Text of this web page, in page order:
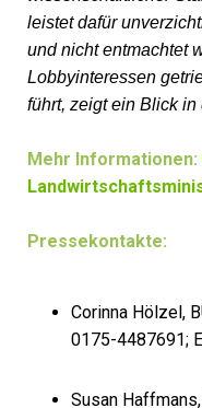
leistet dafür
und nicht entmachtet
Lobbyinteressen
führt, zeigt ein Blick in
Mehr Informationen:
Pressekontakte:
Corinna Hölzel,
0175-4487691;
Susan